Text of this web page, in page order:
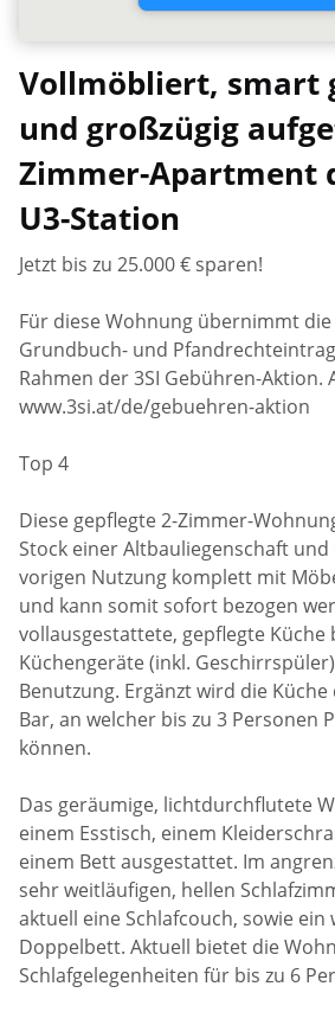
Vollmöbliert, smart
und großzügig
Zimmer-Apartment
U3-Station
Jetzt bis zu 25.000 € sparen!
Für diese Wohnung übernimmt
Grundbuch- und
Rahmen der 3SI Gebühren-Aktion.
www.3si.at/de/gebuehren-aktion
Top 4
Diese gepflegte 2-Zimmer-
Stock einer Altbauliegenschaft
vorigen Nutzung komplett mit
und kann somit sofort bezogen
vollausgestattete, gepflegte Küche
Küchengeräte (inkl.
Benutzung. Ergänzt wird die
Bar, an welcher bis zu 3 Personen
können.
Das geräumige, lichtdurchflutete
einem Esstisch, einem
einem Bett ausgestattet. Im
sehr weitläufigen, hellen
aktuell eine Schlafcouch, sowie ein
Doppelbett. Aktuell bietet die
Schlafgelegenheiten für bis zu 6